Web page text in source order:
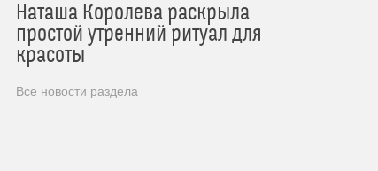
Наташа Королева раскрыла
простой утренний ритуал для
красоты
Все новости раздела